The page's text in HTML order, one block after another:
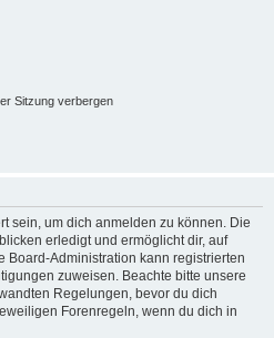
Sitzung verbergen
sein, um dich anmelden zu können. Die
erledigt und ermöglicht dir, auf
Board-Administration kann registrierten
zuweisen. Beachte bitte unsere
Regelungen, bevor du dich
Forenregeln, wenn du dich in